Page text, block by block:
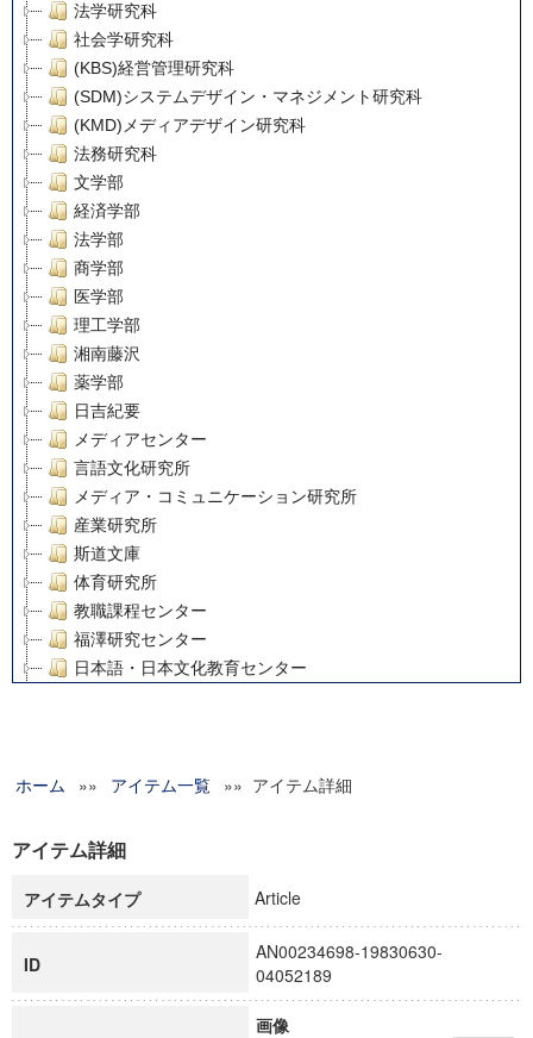
法学研究科
社会学研究科
(KBS)経営管理研究科
(SDM)システムデザイン・マネジメント研究科
(KMD)メディアデザイン研究科
法務研究科
文学部
経済学部
法学部
商学部
医学部
理工学部
湘南藤沢
薬学部
日吉紀要
メディアセンター
言語文化研究所
メディア・コミュニケーション研究所
産業研究所
斯道文庫
体育研究所
教職課程センター
福澤研究センター
日本語・日本文化教育センター
グローバルリサーチインスティテュート
科学研究費補助金研究成果報告書
慶應義塾大学グローバルCOEプログラム市民社会ガバナンス
慶應義塾大学グローバルCOEプログラム論理と感性の先端的
博士課程教育リーディングプログラム「超成熟社会発展のサ
ホーム »» アイテム一覧 »» アイテム詳細
アイテム詳細
アイテムタイプ Article
ID
AN00234698-19830630-
04052189
画像